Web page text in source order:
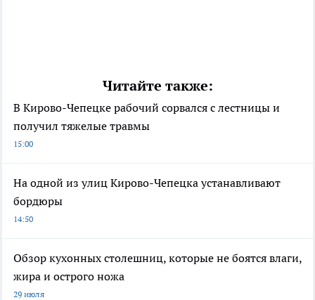
Читайте также:
В Кирово-Чепецке рабочий сорвался с лестницы и
получил тяжелые травмы
15:00
На одной из улиц Кирово-Чепецка устанавливают
бордюры
14:50
Обзор кухонных столешниц, которые не боятся влаги,
жира и острого ножа
29 июля